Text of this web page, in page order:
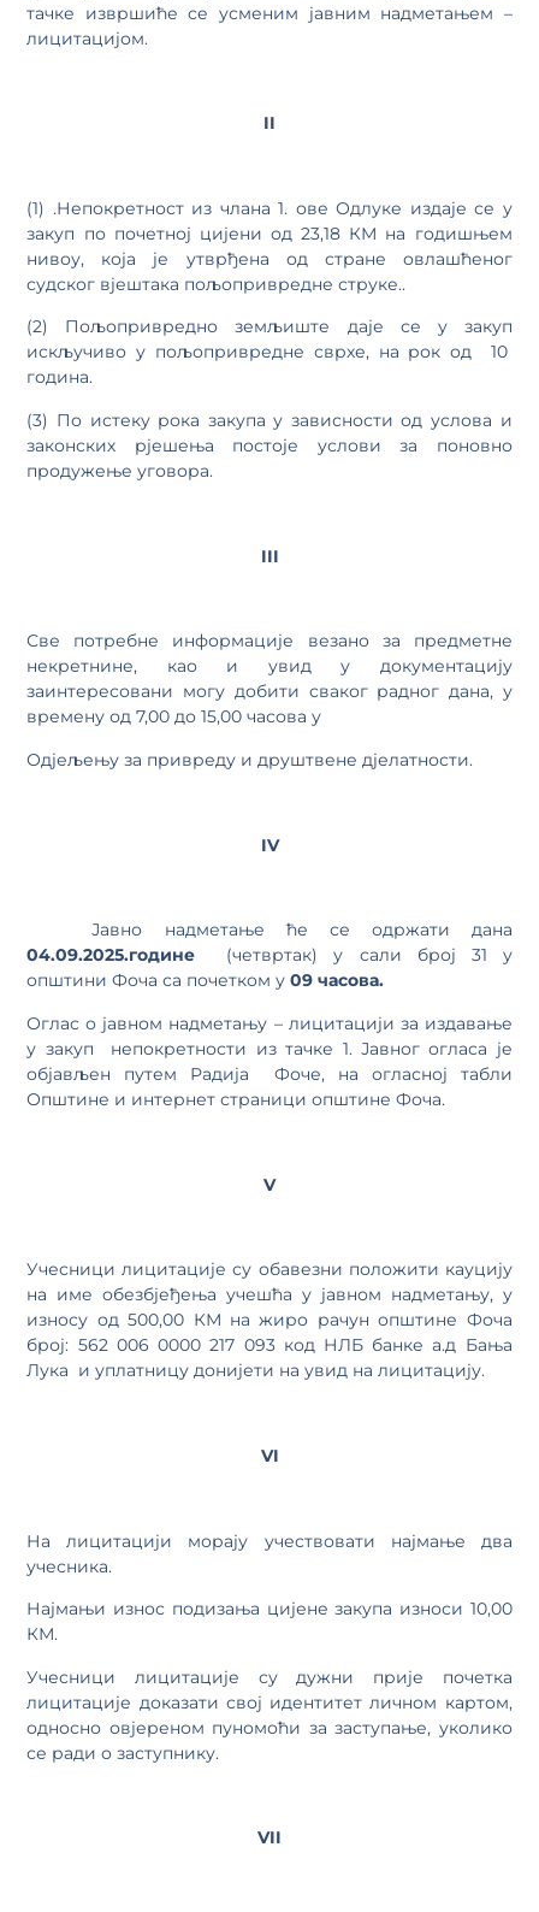
тачке извршиће се усменим јавним надметањем –
лицитацијом.
II
(1) .Непокретност из члана 1. ове Одлуке издаје се у
закуп по почетној цијени од 23,18 КМ на годишњем
нивоу, која је утврђена од стране овлашћеног
судског вјештака пољопривредне струке..
(2) Пољопривредно земљиште даје се у закуп
искључиво у пољопривредне сврхе, на рок од 10
година.
(3) По истеку рока закупа у зависности од услова и
законских рјешења постоје услови за поновно
продужење уговора.
III
Све потребне информације везано за предметне
некретнине, као и увид у документацију
заинтересовани могу добити сваког радног дана, у
времену од 7,00 до 15,00 часова у
Одјељењу за привреду и друштвене дјелатности.
IV
Јавно надметање ће се одржати дана
04.09.2025.године (четвртак) у сали број 31 у
општини Фоча са почетком у09 часова.
Оглас о јавном надметању – лицитацији за издавање
у закуп непокретности из тачке 1. Јавног огласа је
објављен путем Радија Фоче, на огласној табли
Општине и интернет страници општине Фоча.
V
Учесници лицитације су обавезни положити кауцију
на име обезбјеђења учешћа у јавном надметању, у
износу од 500,00 КМ на жиро рачун општине Фоча
број: 562 006 0000 217 093 код НЛБ банке а.д Бања
Лука и уплатницу донијети на увид на лицитацију.
VI
На лицитацији морају учествовати најмање два
учесника.
Најмањи износ подизања цијене закупа износи 10,00
КМ.
Учесници лицитације су дужни прије почетка
лицитације доказати свој идентитет личном картом,
односно овјереном пуномоћи за заступање, уколико
се ради о заступнику.
VII